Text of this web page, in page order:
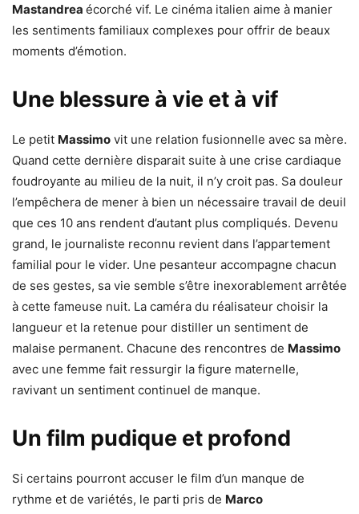
Mastandrea écorché vif. Le cinéma italien aime à manier
les sentiments familiaux complexes pour offrir de beaux
moments d’émotion.
Une blessure à vie et à vif
Le petit Massimo vit une relation fusionnelle avec sa mère.
Quand cette dernière disparait suite à une crise cardiaque
foudroyante au milieu de la nuit, il n’y croit pas. Sa douleur
l’empêchera de mener à bien un nécessaire travail de deuil
que ces 10 ans rendent d’autant plus compliqués. Devenu
grand, le journaliste reconnu revient dans l’appartement
familial pour le vider. Une pesanteur accompagne chacun
de ses gestes, sa vie semble s’être inexorablement arrêtée
à cette fameuse nuit. La caméra du réalisateur choisir la
langueur et la retenue pour distiller un sentiment de
malaise permanent. Chacune des rencontres de Massimo
avec une femme fait ressurgir la figure maternelle,
ravivant un sentiment continuel de manque.
Un film pudique et profond
Si certains pourront accuser le film d’un manque de
rythme et de variétés, le parti pris de Marco